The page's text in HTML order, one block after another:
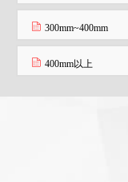
300mm~400mm
400mm以上